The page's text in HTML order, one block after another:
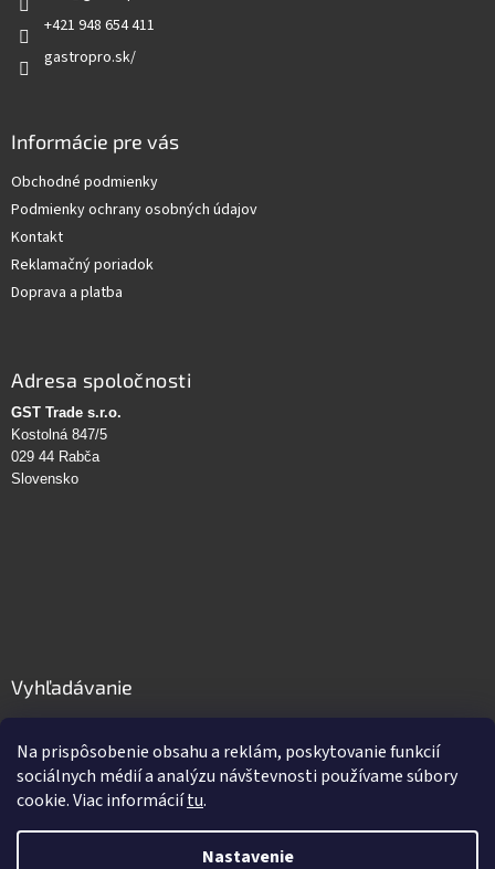
Na prispôsobenie obsahu a reklám, poskytovanie funkcií
sociálnych médií a analýzu návštevnosti používame súbory
cookie. Viac informáciítu.
Nastavenie
+421 948 654 411
gastropro.sk/
Informácie pre vás
Obchodné podmienky
Podmienky ochrany osobných údajov
Kontakt
Reklamačný poriadok
Doprava a platba
Adresa spoločnosti
GST Trade s.r.o.
Kostolná 847/5
029 44 Rabča
Slovensko
Vyhľadávanie
HĽADAŤ